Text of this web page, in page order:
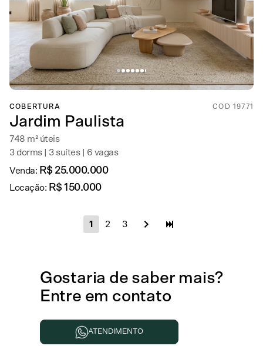
COBERTURA COD 19771
Jardim Paulista
748 m² úteis
3 dorms | 3 suítes | 6 vagas
Venda: R$ 25.000.000
Locação: R$ 150.000
1 2 3
Gostaria de saber mais?
Entre em contato
ATENDIMENTO